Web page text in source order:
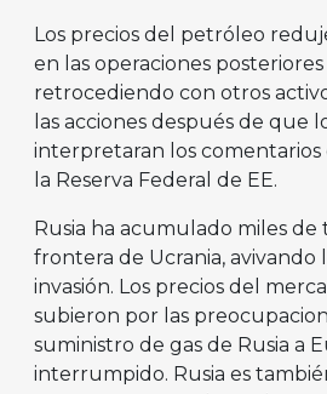
Los precios del petróleo
en las operaciones
retrocediendo con otros
las acciones después de que
interpretaran los
la Reserva Federal de EE.
Rusia ha acumulado miles de
frontera de Ucrania, avivando
invasión. Los precios del
subieron por las
suministro de gas de Rusia a
interrumpido. Rusia es